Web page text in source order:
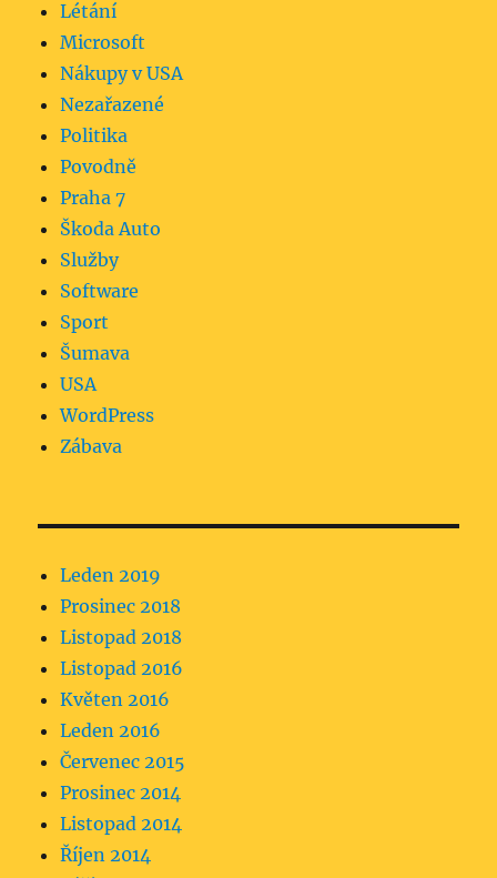
Létání
Microsoft
Nákupy v USA
Nezařazené
Politika
Povodně
Praha 7
Škoda Auto
Služby
Software
Sport
Šumava
USA
WordPress
Zábava
Leden 2019
Prosinec 2018
Listopad 2018
Listopad 2016
Květen 2016
Leden 2016
Červenec 2015
Prosinec 2014
Listopad 2014
Říjen 2014